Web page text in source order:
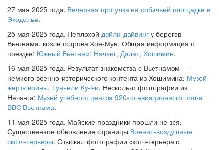
27 мая 2025 года. Вечерняя прогулка на собачьей площадке в
Экодолье.
25 мая 2025 года. Неплохой дейли-дайвинг у берегов
Вьетнама, возле острова Хон-Мун. Общая информация о
поездке: Южный Вьетнам: Нячанг, Далат, Хошимин.
16 мая 2025 года. Результат знакомства с Вьетнамом —
немного военно-исторического контента из Хошимина: Музей
жертв войны, Туннели Ку-Чи. Несколько фотографий из
Нячанга: Музей учебного центра 920-го авиационного полка
ВВС Вьетнама.
11 мая 2025 года. Майские праздники прошли не зря.
Существенное обновление страницы Военно-воздушные
скотч-терьеры. Отыскал фотографии скотч-терьера с